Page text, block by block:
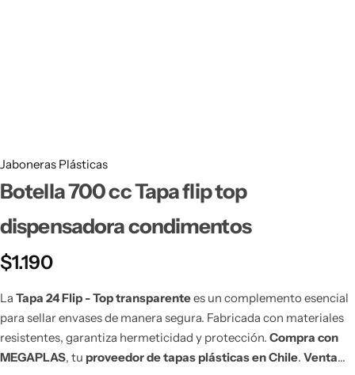
Jaboneras Plásticas
Botella 700 cc Tapa flip top
dispensadora condimentos
$1.190
La Tapa 24 Flip - Top transparentees un complemento esencial
para sellar envases de manera segura. Fabricada con materiales
resistentes, garantiza hermeticidad y protección. Compra con
MEGAPLAS, tu proveedor de tapas plásticas en Chile. Venta
Botellas PET 5 Litros